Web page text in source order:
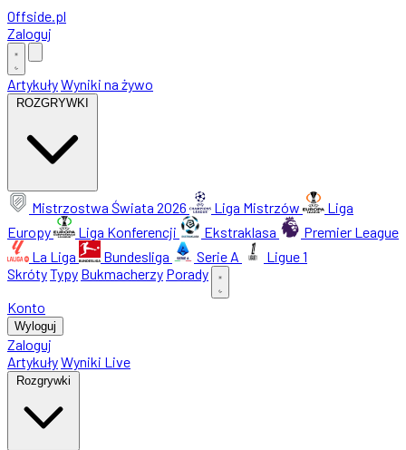
Offside.pl
Zaloguj
ArtykułyWyniki na żywo
ROZGRYWKI
Mistrzostwa Świata 2026 Liga Mistrzów
Liga
Europy
Liga Konferencji Ekstraklasa
Premier League
La Liga
Bundesliga Serie A
Ligue 1
SkrótyTypy Bukmacherzy Porady
Konto
Wyloguj
Zaloguj
ArtykułyWyniki Live
Rozgrywki